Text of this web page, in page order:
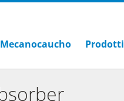
Prodotti